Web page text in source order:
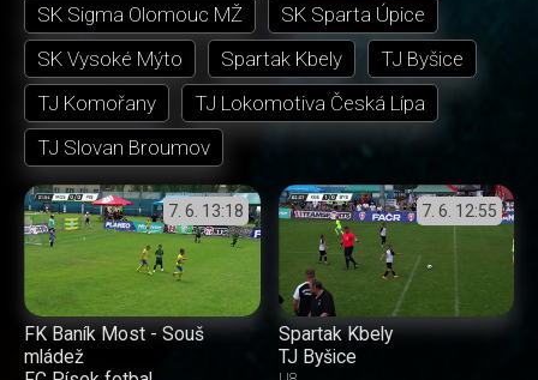
SK Sigma Olomouc MŽ
SK Sparta Úpice
SK Vysoké Mýto
Spartak Kbely
TJ Byšice
TJ Komořany
TJ Lokomotiva Česká Lípa
TJ Slovan Broumov
7. 6. 13:18
FK Baník Most - Souš
mládež
7. 6. 12:55
Spartak Kbely
TJ Byšice